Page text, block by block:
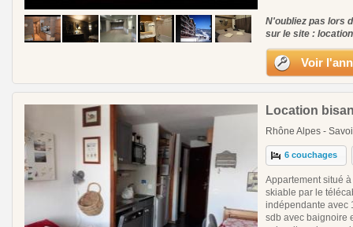
N'oubliez pas lors
sur le site :
Voir
Location
Rhône Alpes -
6 couchages
Appartement situé
skiable par le
indépendante avec
sdb avec baignoire